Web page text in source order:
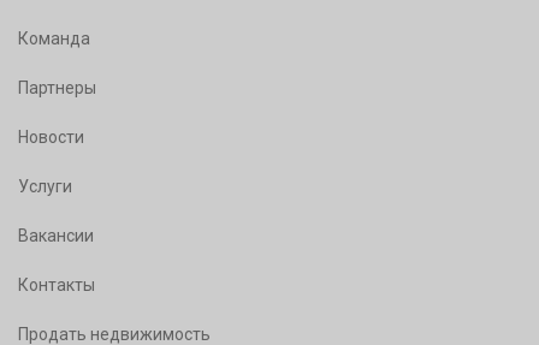
Команда
Партнеры
Новости
Услуги
Вакансии
Контакты
Продать недвижимость